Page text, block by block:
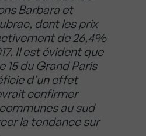
Barbara et
dont les prix
de 26,4%
Il est évident que
15 du Grand Paris
d’un effet
confirmer
au sud
la tendance sur